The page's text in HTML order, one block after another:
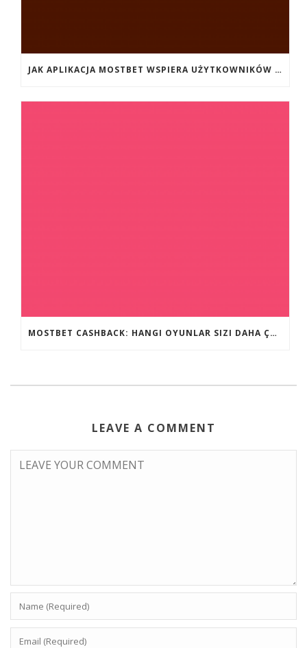
JAK APLIKACJA MOSTBET WSPIERA UŻYTKOWNIKÓW ANDROIDA?
MOSTBET CASHBACK: HANGI OYUNLAR SIZI DAHA ÇOX QAZANA BILƏR?
LEAVE A COMMENT